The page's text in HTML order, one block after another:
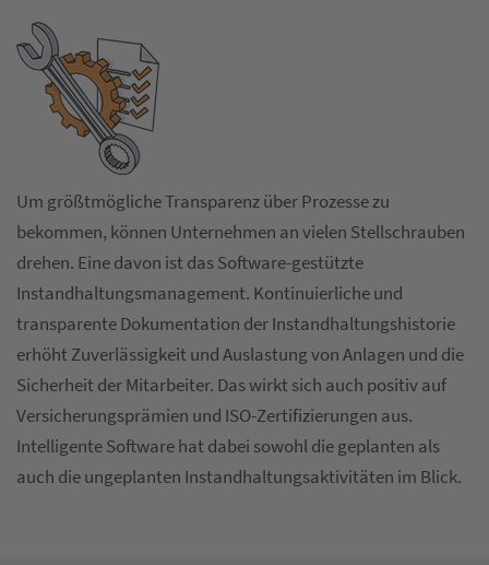
Um größtmögliche Transparenz über Prozesse zu
bekommen, können Unternehmen an vielen Stellschrauben
drehen. Eine davon ist das Software-gestützte
Instandhaltungsmanagement. Kontinuierliche und
transparente Dokumentation der Instandhaltungshistorie
erhöht Zuverlässigkeit und Auslastung von Anlagen und die
Sicherheit der Mitarbeiter. Das wirkt sich auch positiv auf
Versicherungsprämien und ISO-Zertifizierungen aus.
Intelligente Software hat dabei sowohl die geplanten als
auch die ungeplanten Instandhaltungsaktivitäten im Blick.